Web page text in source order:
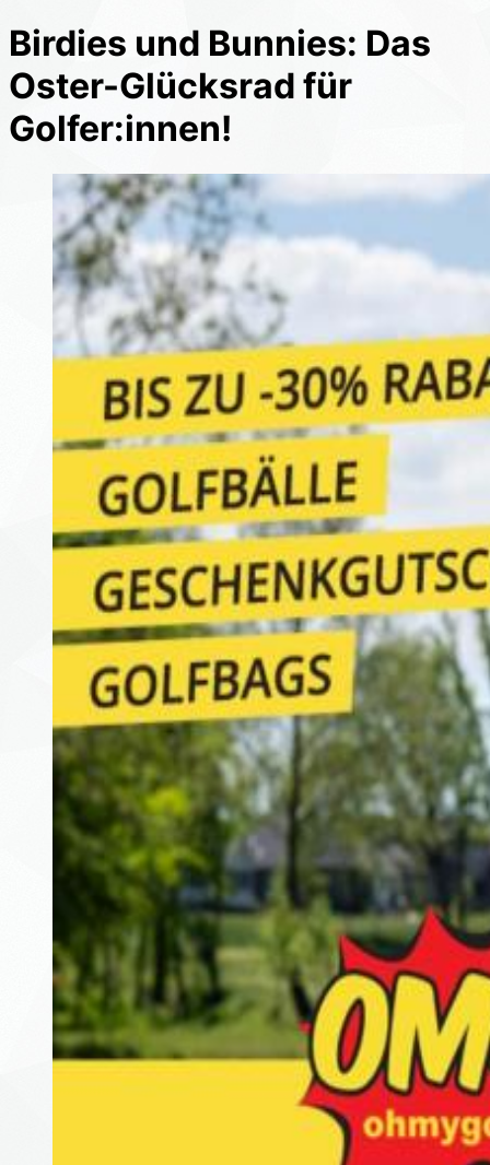
Birdies und Bunnies: Das
Oster-Glücksrad für
Golfer:innen!